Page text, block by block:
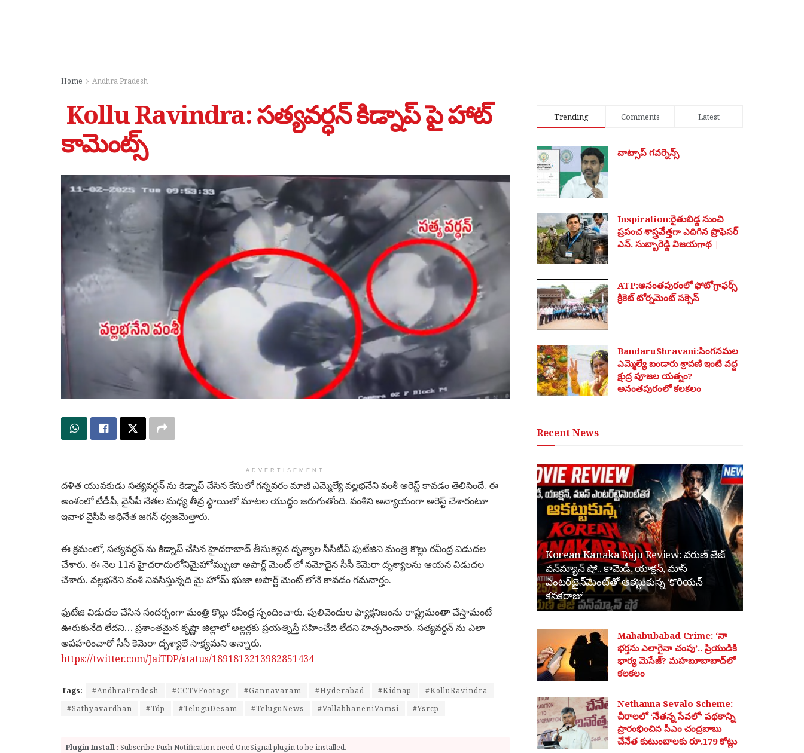
Home Andhra Pradesh
Kollu Ravindra: సత్యవర్ధన్ కిడ్నాప్ పై హాట్
కామెంట్స్
ADVERTISEMENT
దళిత యువకుడు సత్యవర్ధన్ ను కిడ్నాప్ చేసిన కేసులో గన్నవరం మాజీ ఎమ్మెల్యే వల్లభనేని వంశీ అరెస్ట్ కావడం తెలిసిందే. ఈ
అంశంలో టీడీపీ, వైసీపీ నేతల మధ్య తీవ్ర స్థాయిలో మాటల యుద్ధం జరుగుతోంది. వంశీని అన్యాయంగా అరెస్ట్ చేశారంటూ
ఇవాళ వైసీపీ అధినేత జగన్ ధ్వజమెత్తారు.
ఈ క్రమంలో, సత్యవర్ధన్ ను కిడ్నాప్ చేసిన హైదరాబాద్ తీసుకెళ్లిన దృశ్యాల సీసీటీవీ ఫుటేజిని మంత్రి కొల్లు రవీంద్ర విడుదల
చేశారు. ఈ నెల 11న హైదరాదులోనిమైహోమ్భుజా అపార్ట్ మెంట్ లో నమోదైన సీసీ కెమెరా దృశ్యాలను ఆయన విడుదల
చేశారు. వల్లభనేని వంశీ నివసిస్తున్నది మై హోమ్ భుజా అపార్ట్ మెంట్ లోనే కావడం గమనార్హం.
ఫుటేజి విడుదల చేసిన సందర్భంగా మంత్రి కొల్లు రవీంద్ర స్పందించారు. పులివెందుల ఫ్యాక్షనిజంను రాష్ట్రమంతా చేస్తామంటే
ఊరుకునేది లేదని… ప్రశాంతమైన కృష్ణా జిల్లాలో అల్లర్లకు ప్రయత్నిస్తే సహించేది లేదని హెచ్చరించారు. సత్యవర్ధన్ ను ఎలా
అపహరించారో సీసీ కెమెరా దృశ్యాలే సాక్ష్యమని అన్నారు.
https://twitter.com/JaiTDP/status/1891813213982851434
Tags: #AndhraPradesh #CCTVFootage #Gannavaram #Hyderabad #Kidnap
#KolluRavindra
#Sathyavardhan
#Tdp #TeluguDesam #TeluguNews #VallabhaneniVamsi #Ysrcp
Plugin Install : Subscribe Push Notification need OneSignal plugin to be installed.
Trending Comments Latest
వాట్సాప్ గవర్నెన్స్
Inspiration:రైతుబిడ్డ నుంచి
ప్రపంచ శాస్త్రవేత్తగా ఎదిగిన ప్రొఫెసర్
ఎన్. సుబ్బారెడ్డి విజయగాథ |
ATP:అనంతపురంలో ఫోటోగ్రాఫర్స్
క్రికెట్ టోర్నమెంట్ సక్సెస్
BandaruShravani:సింగనమల
ఎమ్మెల్యే బండారు శ్రావణి ఇంటి వద్ద
క్షుద్ర పూజల యత్నం?
అనంతపురంలో కలకలం
Recent News
Korean Kanaka Raju Review: వరుణ్ తేజ్
వన్‌మ్యాన్ షో.. కామెడీ, యాక్షన్, మాస్
ఎంటర్‌టైన్‌మెంట్‌తో ఆకట్టుకున్న ‘కొరియన్
కనకరాజు’
Mahabubabad Crime: ‘నా
భర్తను ఎలాగైనా చంపు’.. ప్రియుడికి
భార్య మెసేజ్? మహబూబాబాద్‌లో
కలకలం
Nethanna Sevalo Scheme:
చీరాలలో ‘నేతన్న సేవలో’ పథకాన్ని
ప్రారంభించిన సీఎం చంద్రబాబు –
చేనేత కుటుంబాలకు రూ.179 కోట్లు